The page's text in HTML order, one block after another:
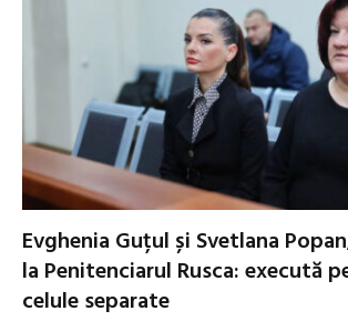
Evghenia Guțul și Svetlana
la Penitenciarul Rusca: execută
celule separate